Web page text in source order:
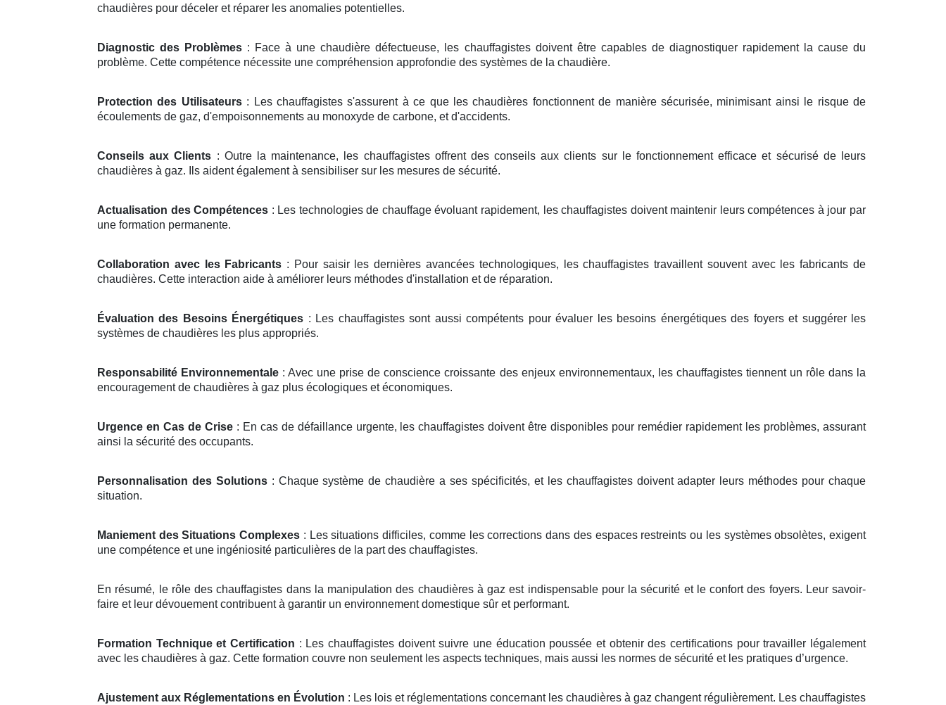
chaudières pour déceler et réparer les anomalies potentielles.
Diagnostic des Problèmes : Face à une chaudière défectueuse, les chauffagistes doivent être capables de diagnostiquer rapidement la cause du
problème. Cette compétence nécessite une compréhension approfondie des systèmes de la chaudière.
Protection des Utilisateurs: Les chauffagistes s'assurent à ce que les chaudières fonctionnent de manière sécurisée, minimisant ainsi le risque de
écoulements de gaz, d'empoisonnements au monoxyde de carbone, et d'accidents.
Conseils aux Clients : Outre la maintenance, les chauffagistes offrent des conseils aux clients sur le fonctionnement efficace et sécurisé de leurs
chaudières à gaz. Ils aident également à sensibiliser sur les mesures de sécurité.
Actualisation des Compétences : Les technologies de chauffage évoluant rapidement, les chauffagistes doivent maintenir leurs compétences à jour par
une formation permanente.
Collaboration avec les Fabricants : Pour saisir les dernières avancées technologiques, les chauffagistes travaillent souvent avec les fabricants de
chaudières. Cette interaction aide à améliorer leurs méthodes d'installation et de réparation.
Évaluation des Besoins Énergétiques : Les chauffagistes sont aussi compétents pour évaluer les besoins énergétiques des foyers et suggérer les
systèmes de chaudières les plus appropriés.
Responsabilité Environnementale : Avec une prise de conscience croissante des enjeux environnementaux, les chauffagistes tiennent un rôle dans la
encouragement de chaudières à gaz plus écologiques et économiques.
Urgence en Cas de Crise: En cas de défaillance urgente, les chauffagistes doivent être disponibles pour remédier rapidement les problèmes, assurant
ainsi la sécurité des occupants.
Personnalisation des Solutions: Chaque système de chaudière a ses spécificités, et les chauffagistes doivent adapter leurs méthodes pour chaque
situation.
Maniement des Situations Complexes : Les situations difficiles, comme les corrections dans des espaces restreints ou les systèmes obsolètes, exigent
une compétence et une ingéniosité particulières de la part des chauffagistes.
En résumé, le rôle des chauffagistes dans la manipulation des chaudières à gaz est indispensable pour la sécurité et le confort des foyers. Leur savoir-
faire et leur dévouement contribuent à garantir un environnement domestique sûr et performant.
Formation Technique et Certification : Les chauffagistes doivent suivre une éducation poussée et obtenir des certifications pour travailler légalement
avec les chaudières à gaz. Cette formation couvre non seulement les aspects techniques, mais aussi les normes de sécurité et les pratiques d’urgence.
Ajustement aux Réglementations en Évolution : Les lois et réglementations concernant les chaudières à gaz changent régulièrement. Les chauffagistes